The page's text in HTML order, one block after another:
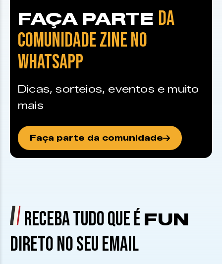
FAÇA PARTE DA
COMUNIDADE ZINE NO
WHATSAPP
Dicas, sorteios, eventos e muito
mais
Faça parte da comunidade
RECEBA TUDO QUE É FUN
DIRETO NO SEU EMAIL